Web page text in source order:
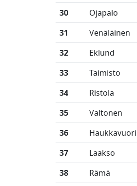
30
Ojapalo
31
Venäläinen
32
Eklund
33
Taimisto
34
Ristola
35
Valtonen
36
Haukkavuori
37
Laakso
38
Rämä